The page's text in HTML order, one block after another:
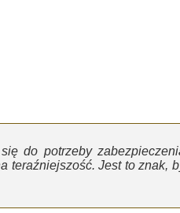
do potrzeby
teraźniejszość. Jest to znak,